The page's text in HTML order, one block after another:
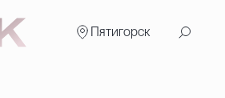
Пятигорск